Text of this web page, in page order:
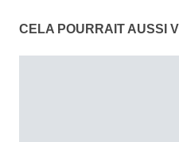
CELA POURRAIT AUSSI